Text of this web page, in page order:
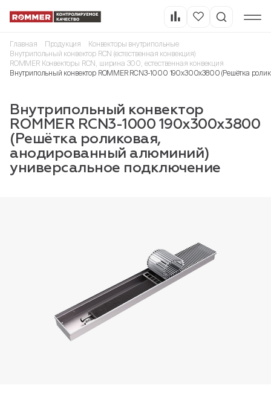
Пн-Пт, 9:00—18:00
Главная Продукция
Конвекторы внутрипольные
Внутрипольный конвектор RCN (естественная конвекция)
ROMMER Конвекторы RCN, ширина 300, естественная конвекция
Внутрипольный конвектор ROMMER RCN3-1000 190х300х3800 (Решётка
Внутрипольный конвектор
ROMMER RCN3-1000 190х300х3800
(Решётка роликовая,
анодированный алюминий)
универсальное подключение